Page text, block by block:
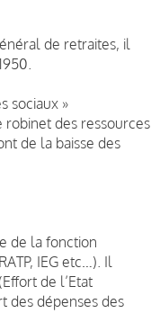
de retraites, il
sociaux »
robinet des ressources
de la baisse des
de la fonction
IEG etc…). Il
de l’Etat
des dépenses des